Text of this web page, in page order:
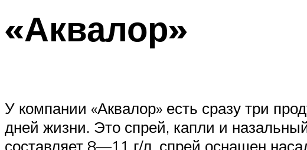
«Аквалор»
У компании «Аквалор» есть сразу три
дней жизни. Это спрей, капли и
составляет 8—11 г/л, спрей оснащен